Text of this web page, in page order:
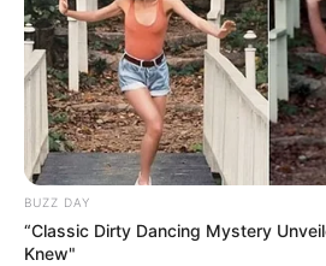
Ο γιος μου Hunter !!
Σεπτέμβρη η προβολή της
Παρασκευή, 19 Αυγούστου 2022, 15:24
ΘΑ ΓΙΝΕΙ ΧΑMΟΣ – Στις...
BUZZ DAY
“Classic Dirty Dancing Mystery
Knew"